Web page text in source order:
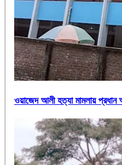
ওয়াজেদ আলী হত্যা মামলায় প্রধান